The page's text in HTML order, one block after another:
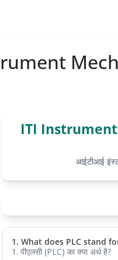
ITI
आईटीआई
1. What does PLC stand
1. पीएलसी (PLC) का क्या अर्थ है?